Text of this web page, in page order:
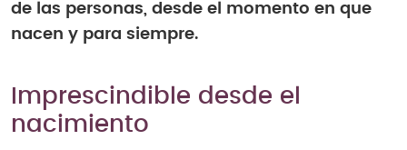
de las personas, desde el momento en que
nacen y para siempre.
Imprescindible desde el
nacimiento